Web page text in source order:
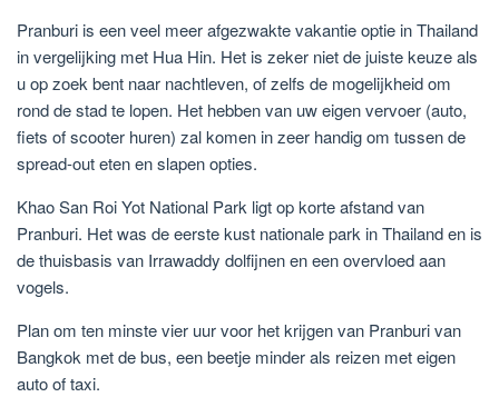
Pranburi is een veel meer afgezwakte vakantie optie in Thailand
in vergelijking met Hua Hin. Het is zeker niet de juiste keuze als
u op zoek bent naar nachtleven, of zelfs de mogelijkheid om
rond de stad te lopen. Het hebben van uw eigen vervoer (auto,
fiets of scooter huren) zal komen in zeer handig om tussen de
spread-out eten en slapen opties.
Khao San Roi Yot National Park ligt op korte afstand van
Pranburi. Het was de eerste kust nationale park in Thailand en is
de thuisbasis van Irrawaddy dolfijnen en een overvloed aan
vogels.
Plan om ten minste vier uur voor het krijgen van Pranburi van
Bangkok met de bus, een beetje minder als reizen met eigen
auto of taxi.